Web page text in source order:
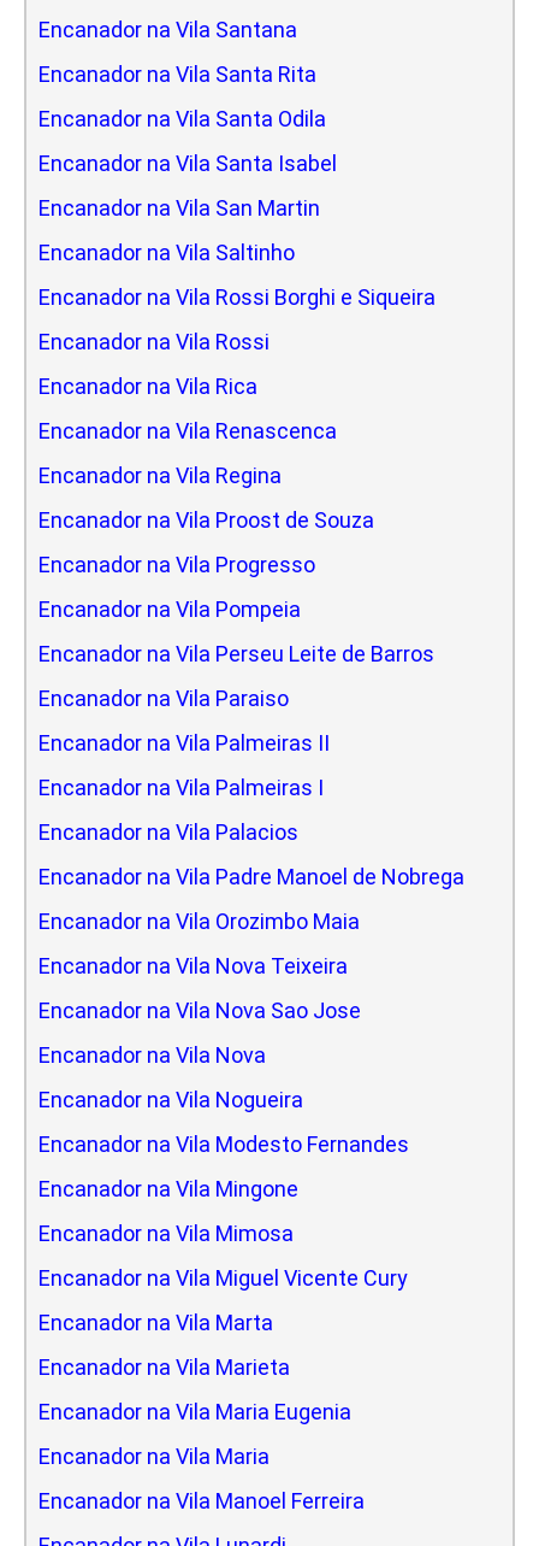
Encanador na Vila Santana
Encanador na Vila Santa Rita
Encanador na Vila Santa Odila
Encanador na Vila Santa Isabel
Encanador na Vila San Martin
Encanador na Vila Saltinho
Encanador na Vila Rossi Borghi e Siqueira
Encanador na Vila Rossi
Encanador na Vila Rica
Encanador na Vila Renascenca
Encanador na Vila Regina
Encanador na Vila Proost de Souza
Encanador na Vila Progresso
Encanador na Vila Pompeia
Encanador na Vila Perseu Leite de Barros
Encanador na Vila Paraiso
Encanador na Vila Palmeiras II
Encanador na Vila Palmeiras I
Encanador na Vila Palacios
Encanador na Vila Padre Manoel de Nobrega
Encanador na Vila Orozimbo Maia
Encanador na Vila Nova Teixeira
Encanador na Vila Nova Sao Jose
Encanador na Vila Nova
Encanador na Vila Nogueira
Encanador na Vila Modesto Fernandes
Encanador na Vila Mingone
Encanador na Vila Mimosa
Encanador na Vila Miguel Vicente Cury
Encanador na Vila Marta
Encanador na Vila Marieta
Encanador na Vila Maria Eugenia
Encanador na Vila Maria
Encanador na Vila Manoel Ferreira